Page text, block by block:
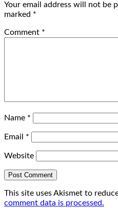
Your email address will not be
marked *
Comment *
Name *
Email *
Website
This site uses Akismet to
comment data is processed.